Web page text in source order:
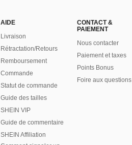
AIDE
Livraison
Rétractation/Retours
Remboursement
Commande
Statut de commande
Guide des tailles
SHEIN VIP
Guide de commentaire
SHEIN Affiliation
CONTACT &
PAIEMENT
Nous contacter
Paiement et taxes
Points Bonus
Foire aux questions